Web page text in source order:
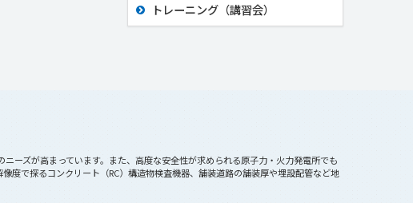
トレーニング（講習会）
ーズが高まっています。また、高度な安全性が求められる原子力・火力発電所でも
度で探るコンクリート（RC）構造物検査機器、舗装道路の舗装厚や埋設配管など地